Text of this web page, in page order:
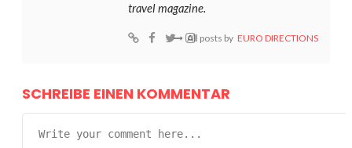
travel magazine.
All posts by EURO DIRECTIONS
SCHREIBE EINEN KOMMENTAR